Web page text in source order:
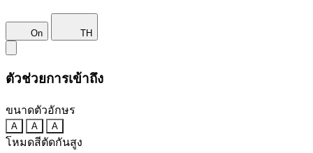
On TH
ตัวช่วยการเข้าถึง
ขนาดตัวอักษร
A A A
โหมดสีตัดกันสูง